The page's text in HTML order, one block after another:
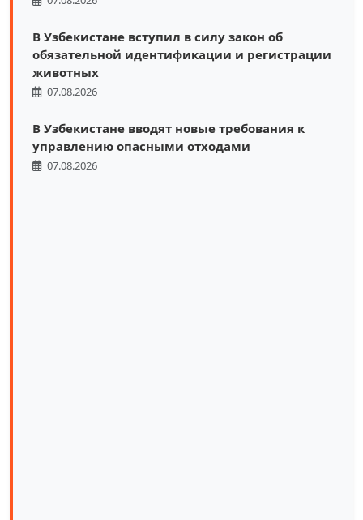
В Узбекистане вступил в силу закон об
обязательной идентификации и регистрации
животных
07.08.2026
В Узбекистане вводят новые требования к
управлению опасными отходами
07.08.2026